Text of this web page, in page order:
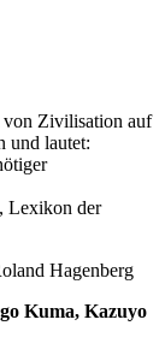
von Zivilisation auf
und lautet:
Lexikon der
Hagenberg
Kuma, Kazuyo